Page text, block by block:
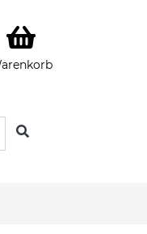
SUCHEN